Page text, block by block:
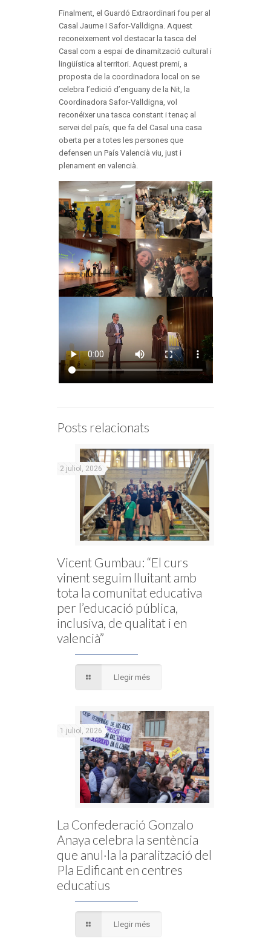
Finalment, el Guardó Extraordinari fou per al
Casal Jaume I Safor-Valldigna. Aquest
reconeixement vol destacar la tasca del
Casal com a espai de dinamització cultural i
lingüística al territori. Aquest premi, a
proposta de la coordinadora local on se
celebra l’edició d’enguany de la Nit, la
Coordinadora Safor-Valldigna, vol
reconéixer una tasca constant i tenaç al
servei del país, que fa del Casal una casa
oberta per a totes les persones que
defensen un País Valencià viu, just i
plenament en valencià.
Posts relacionats
2 juliol, 2026
Vicent Gumbau: “El curs
vinent seguim lluitant amb
tota la comunitat educativa
per l’educació pública,
inclusiva, de qualitat i en
valencià”
Llegir més
1 juliol, 2026
La Confederació Gonzalo
Anaya celebra la sentència
que anul·la la paralització del
Pla Edificant en centres
educatius
Llegir més